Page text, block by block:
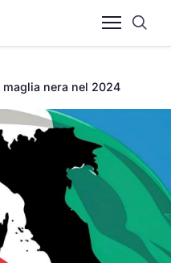
maglia nera nel 2024